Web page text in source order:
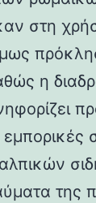
στη
η
της